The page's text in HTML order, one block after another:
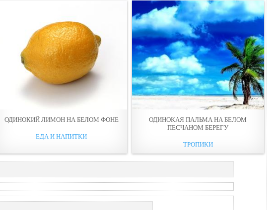
ОДИНОКИЙ ЛИМОН НА БЕЛОМ ФОНЕ
ЕДА И НАПИТКИ
ОДИНОКАЯ ПАЛЬМА НА БЕЛОМ
ПЕСЧАНОМ БЕРЕГУ
ТРОПИКИ